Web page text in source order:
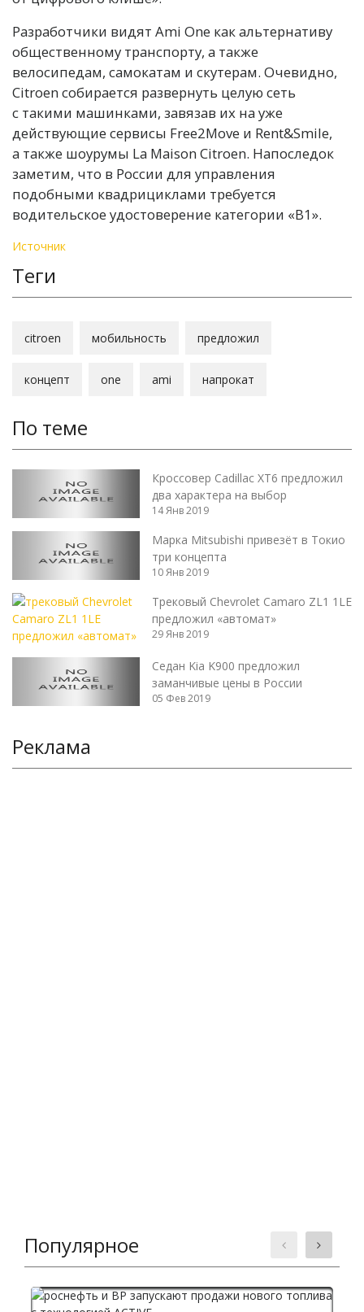
Разработчики видят Ami One как альтернативу
общественному транспорту, а также
велосипедам, самокатам и скутерам. Очевидно,
Citroen собирается развернуть целую сеть
с такими машинками, завязав их на уже
действующие сервисы Free2Move и Rent&Smile,
а также шоурумы La Maison Citroen. Напоследок
заметим, что в России для управления
подобными квадрициклами требуется
водительское удостоверение категории «В1».
Источник
Теги
citroen мобильность предложил
концепт one ami напрокат
По теме
Кроссовер Cadillac XT6 предложил
два характера на выбор
14 Янв 2019
Марка Mitsubishi привезёт в Токио
три концепта
10 Янв 2019
Трековый Chevrolet Camaro ZL1 1LE
предложил «автомат»
29 Янв 2019
Седан Kia K900 предложил
заманчивые цены в России
05 Фев 2019
Реклама
Популярное